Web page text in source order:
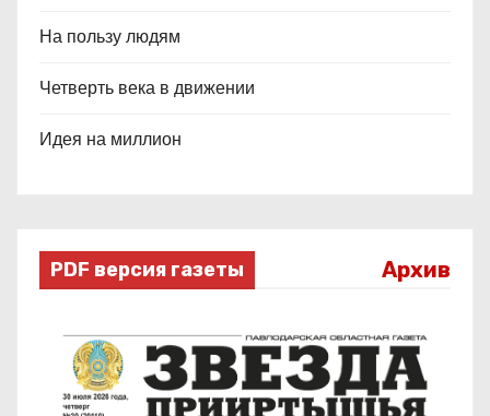
На пользу людям
Четверть века в движении
Идея на миллион
PDF версия газеты Архив